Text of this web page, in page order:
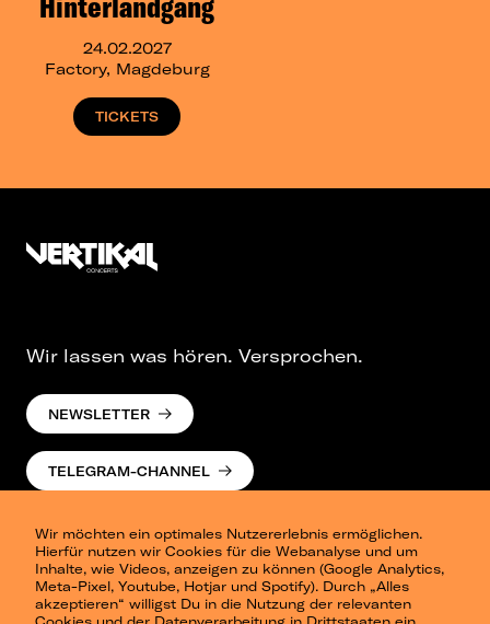
24.02.2027
Factory, Magdeburg
TICKETS
Wir möchten ein optimales Nutzererlebnis ermöglichen.
Hierfür nutzen wir Cookies für die Webanalyse und um
Inhalte, wie Videos, anzeigen zu können (Google Analytics,
Meta-Pixel, Youtube, Hotjar und Spotify). Durch „Alles
akzeptieren“ willigst Du in die Nutzung der relevanten
Wir lassen was hören. Versprochen.
NEWSLETTER
TELEGRAM-CHANNEL